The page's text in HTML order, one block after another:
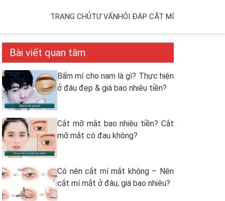
TRANG CHỦTƯ VẤNHỎI ĐÁP CẮT MÍ
Bài viết quan tâm
Bấm mí cho nam là gì? Thực hiện
ở đâu đẹp & giá bao nhiêu tiền?
Cắt mỡ mắt bao nhiêu tiền? Cắt
mỡ mắt có đau không?
Có nên cắt mí mắt không – Nên
cắt mí mắt ở đâu, giá bao nhiêu?